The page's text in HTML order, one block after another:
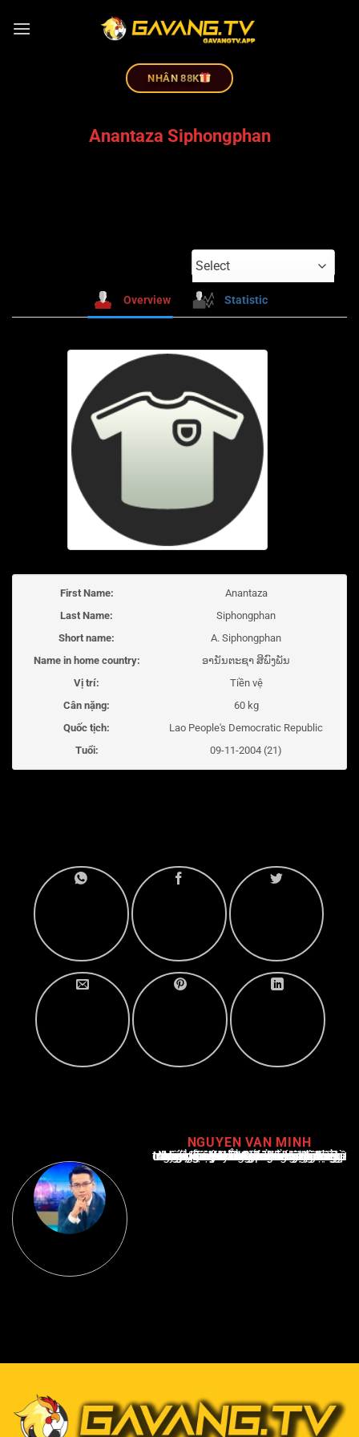
NHÂN 88K
Anantaza Siphongphan
Select
Overview Statistic
First Name:
Anantaza
Last Name:
Siphongphan
Short name:
A. Siphongphan
Name in home country:
ອານັນຕະຊາ ສິພົງພັນ
Vị trí:
Tiền vệ
Cân nặng:
60 kg
Quốc tịch:
Lao People's Democratic Republic
Tuổi:
09-11-2004 (21)
NGUYEN VAN MINH
Nguyễn Văn Minh là một trong những chuyên gia hàng đầu về báo cáo tin tức thể thao tại Việt Nam, với hơn 10 năm hoạt động trong ngành. Ông có kiến thức sâu rộng và kinh nghiệm đáng kể trong việc phân tích và báo cáo về các sự kiện thể thao hàng đầu. Sự hiểu biết sâu sắc của ông về ngành này đã giúp ông xây dựng uy tín và danh tiếng trong cộng đồng báo chí thể thao.